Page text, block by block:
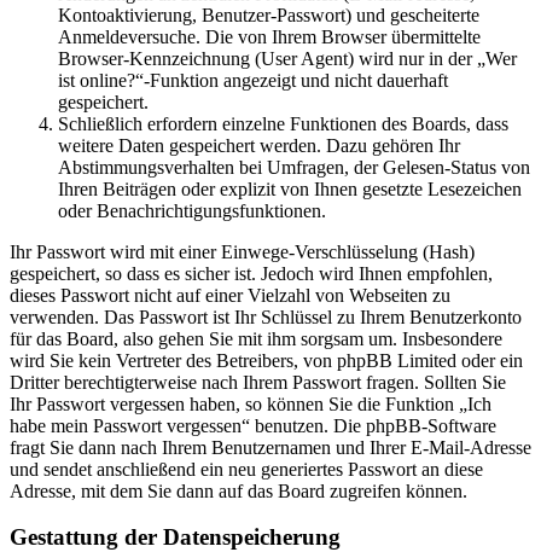
Kontoaktivierung, Benutzer-Passwort) und gescheiterte
Anmeldeversuche. Die von Ihrem Browser übermittelte
Browser-Kennzeichnung (User Agent) wird nur in der „Wer
ist online?“-Funktion angezeigt und nicht dauerhaft
gespeichert.
Schließlich erfordern einzelne Funktionen des Boards, dass
weitere Daten gespeichert werden. Dazu gehören Ihr
Abstimmungsverhalten bei Umfragen, der Gelesen-Status von
Ihren Beiträgen oder explizit von Ihnen gesetzte Lesezeichen
oder Benachrichtigungsfunktionen.
Ihr Passwort wird mit einer Einwege-Verschlüsselung (Hash)
gespeichert, so dass es sicher ist. Jedoch wird Ihnen empfohlen,
dieses Passwort nicht auf einer Vielzahl von Webseiten zu
verwenden. Das Passwort ist Ihr Schlüssel zu Ihrem Benutzerkonto
für das Board, also gehen Sie mit ihm sorgsam um. Insbesondere
wird Sie kein Vertreter des Betreibers, von phpBB Limited oder ein
Dritter berechtigterweise nach Ihrem Passwort fragen. Sollten Sie
Ihr Passwort vergessen haben, so können Sie die Funktion „Ich
habe mein Passwort vergessen“ benutzen. Die phpBB-Software
fragt Sie dann nach Ihrem Benutzernamen und Ihrer E-Mail-Adresse
und sendet anschließend ein neu generiertes Passwort an diese
Adresse, mit dem Sie dann auf das Board zugreifen können.
Gestattung der Datenspeicherung